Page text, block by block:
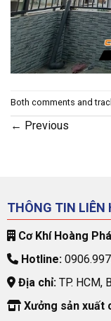
Both comments and
← Previous
THÔNG TIN LIÊN
Cơ Khí Hoàng
Hotline:
Địa chỉ:TP. HCM,
Xưởng sản xuất